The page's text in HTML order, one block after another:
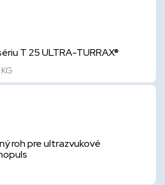
T 25 ULTRA-TURRAX®
roh pre ultrazvukové